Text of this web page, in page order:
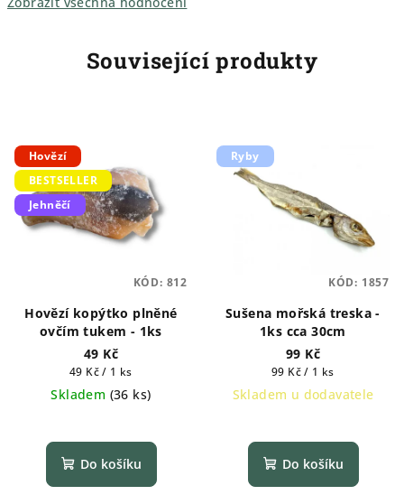
Související produkty
Hovězí
BESTSELLER
Jehněčí
Hovězí kopýtko plněné
ovčím tukem - 1ks
49 Kč
Měrná
cena:
49 Kč / 1 ks
Skladem (36 ks)
Do košíku
KÓD: 812
Ryby
Sušena mořská treska -
1ks cca 30cm
99 Kč
Měrná
cena:
99 Kč / 1 ks
Skladem u dodavatele
Do košíku
KÓD: 1857